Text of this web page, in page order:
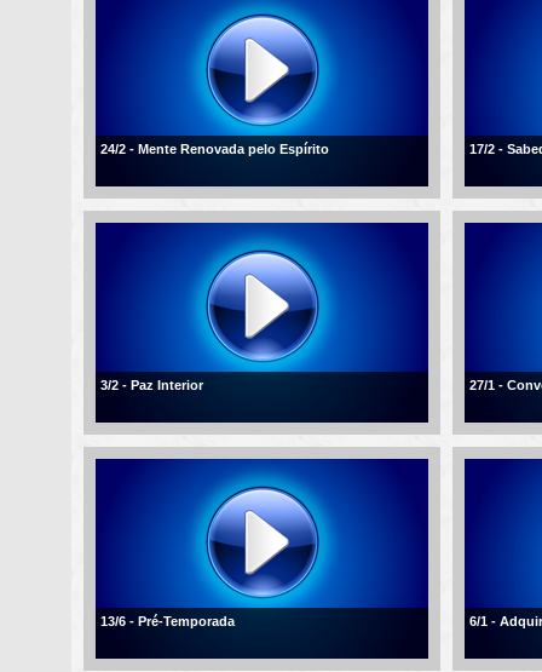
24/2 - Mente Renovada pelo Espírito 17/2 -
3/2 - Paz Interior 27/1 -
13/6 - Pré-Temporada 6/1 -